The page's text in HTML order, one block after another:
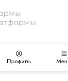
Профиль